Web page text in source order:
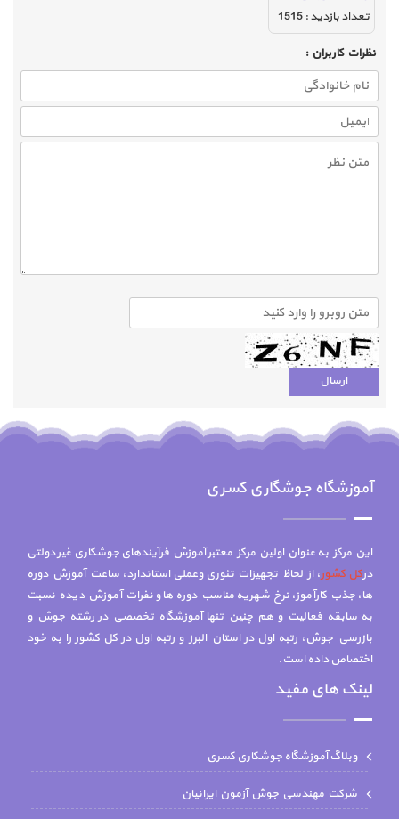
تعداد بازديد :1515
نظرات كاربران :
آموزشگاه جوشگاری کسری
این مرکز به عنوان اولین مرکز معتبر آموزش فرآیندهای جوشکاری غیر دولتی
درکل کشور، از لحاظ تجهیزات تئوری وعملی استاندارد، ساعت آموزش دوره
ها، جذب کارآموز، نرخ شهریه مناسب دوره ها و نفرات آموزش دیده نسبت
به سابقه فعالیت و هم چنين تنها آموزشگاه تخصصي در رشته جوش و
بازرسي جوش، رتبه اول در استان البرز و رتبه اول در کل کشور را به خود
اختصاص داده است.
لینک های مفید
وبلاگ آموزشگاه جوشکاری کسری
شركت مهندسي جوش آزمون ايرانيان